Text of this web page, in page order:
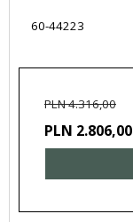
60-44223
PLN 4.316,00
PLN 2.806,00